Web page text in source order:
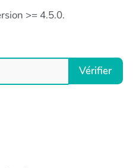
>= 4.5.0.
Vérifier